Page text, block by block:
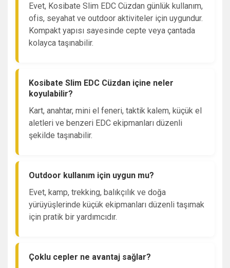
Evet, Kosibate Slim EDC Cüzdan günlük kullanım,
ofis, seyahat ve outdoor aktiviteler için uygundur.
Kompakt yapısı sayesinde cepte veya çantada
kolayca taşınabilir.
Kosibate Slim EDC Cüzdan içine neler
koyulabilir?
Kart, anahtar, mini el feneri, taktik kalem, küçük el
aletleri ve benzeri EDC ekipmanları düzenli
şekilde taşınabilir.
Outdoor kullanım için uygun mu?
Evet, kamp, trekking, balıkçılık ve doğa
yürüyüşlerinde küçük ekipmanları düzenli taşımak
için pratik bir yardımcıdır.
Çoklu cepler ne avantaj sağlar?